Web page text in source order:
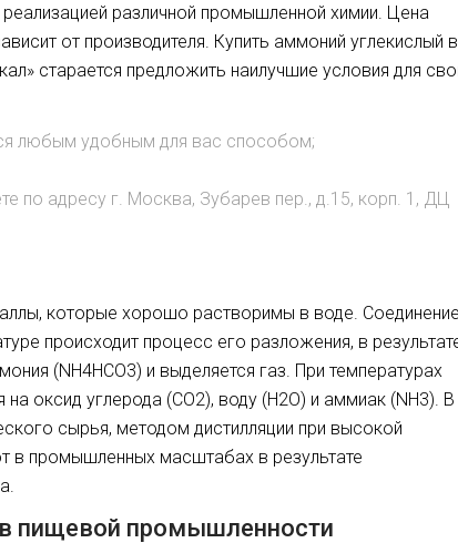
различной промышленной химии. Цена
от производителя. Купить аммоний углекислый в
старается предложить наилучшие условия для
любым удобным для вас способом;
по адресу г. Москва, Зубарев пер., д.15, корп. 1, ДЦ
которые хорошо растворимы в воде. Соединение
происходит процесс его разложения, в
(NH4HCO3) и выделяется газ. При температурах
оксид углерода (CO2), воду (H2O) и аммиак (NH3). В
сырья, методом дистилляции при высокой
в промышленных масштабах в результате
пищевой промышленности